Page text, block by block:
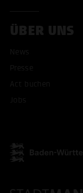
ÜBER UNS
News
Presse
Act buchen
Jobs